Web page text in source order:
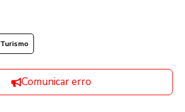
Turismo
Comunicar erro